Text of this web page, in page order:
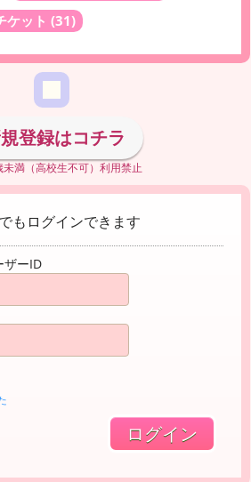
ケット (31)
登録はコチラ
満（高校生不可）利用禁止
もログインできます
ザーID